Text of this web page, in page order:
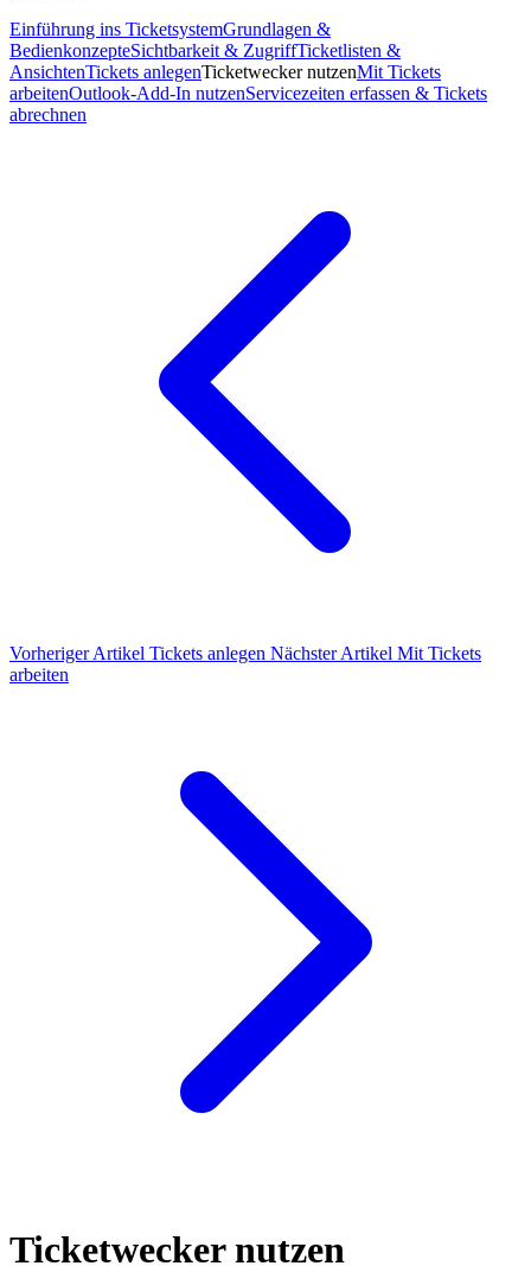
Einführung ins TicketsystemGrundlagen &
BedienkonzepteSichtbarkeit & ZugriffTicketlisten &
AnsichtenTickets anlegenTicketwecker nutzenMit Tickets
arbeitenOutlook-Add-In nutzenServicezeiten erfassen & Tickets
abrechnen
Vorheriger Artikel Tickets anlegen Nächster Artikel Mit Tickets
arbeiten
Ticketwecker nutzen